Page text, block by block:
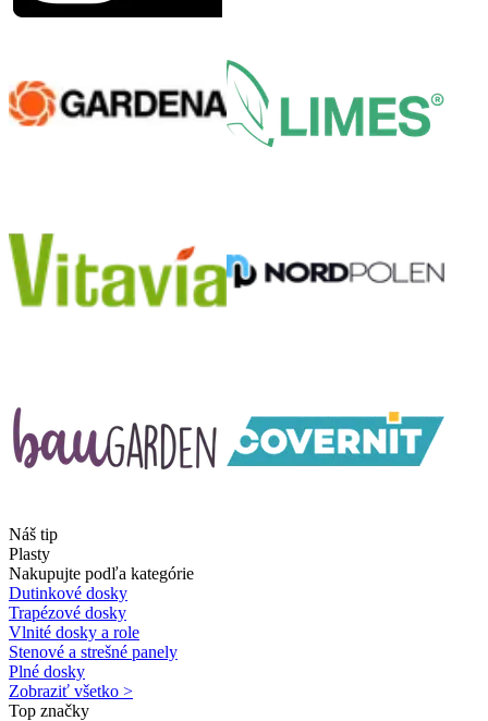
Náš tip
Plasty
Nakupujte podľa kategórie
Dutinkové dosky
Trapézové dosky
Vlnité dosky a role
Stenové a strešné panely
Plné dosky
Zobraziť všetko >
Top značky